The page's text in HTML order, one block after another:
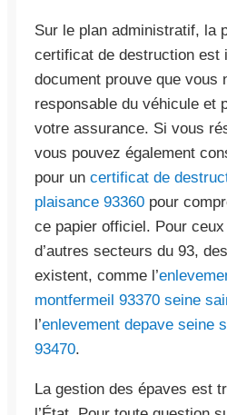
Sur le plan administratif, la
certificat de destruction est
document prouve que vous
responsable du véhicule et
votre assurance. Si vous
vous pouvez également
pour un certificat de
plaisance 93360 pour
ce papier officiel. Pour
d’autres secteurs du 93,
existent, comme l’
montfermeil 93370 seine
l’enlevement depave seine
93470.
La gestion des épaves est